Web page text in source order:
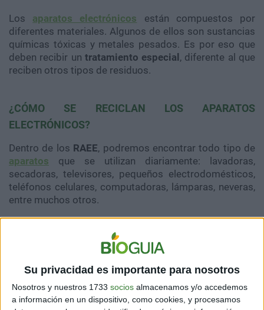
Su privacidad es importante para nosotros
Nosotros y nuestros 1733 socios almacenamos y/o accedemos
a información en un dispositivo, como cookies, y procesamos
Los aparatos electrónicos están compuestos por
diferentes materiales. Algunos de ellos son sustancias
químicas tóxicas y metales pesados. Es por eso que
deben recibir un tratamiento especial, diferente al que
reciben otros tipos de residuos.
¿CÓMO SE RECICLAN LOS APARATOS
ELECTRÓNICOS?
Dentro de los RAEE, podremos encontrar todo tipo de
aparatos que se utilizan diariamente: lavadoras,
secadoras, televisores, pequeños electrodomésticos,
teléfonos celulares, computadoras, lámparas, neveras,
entre muchos otros.
son reutilizables. Es por eso que, al reciclarlos
correctamente, les estamos dando una nueva
oportunidad.